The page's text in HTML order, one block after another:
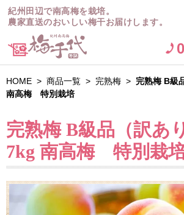
紀州田辺で南高梅を栽培。
農家直送のおいしい梅干お届けします。
HOME > 商品一覧 > 完熟梅 > 完熟梅 B級
南高梅 特別栽培
完熟梅 B級品（訳あ
7kg 南高梅 特別栽